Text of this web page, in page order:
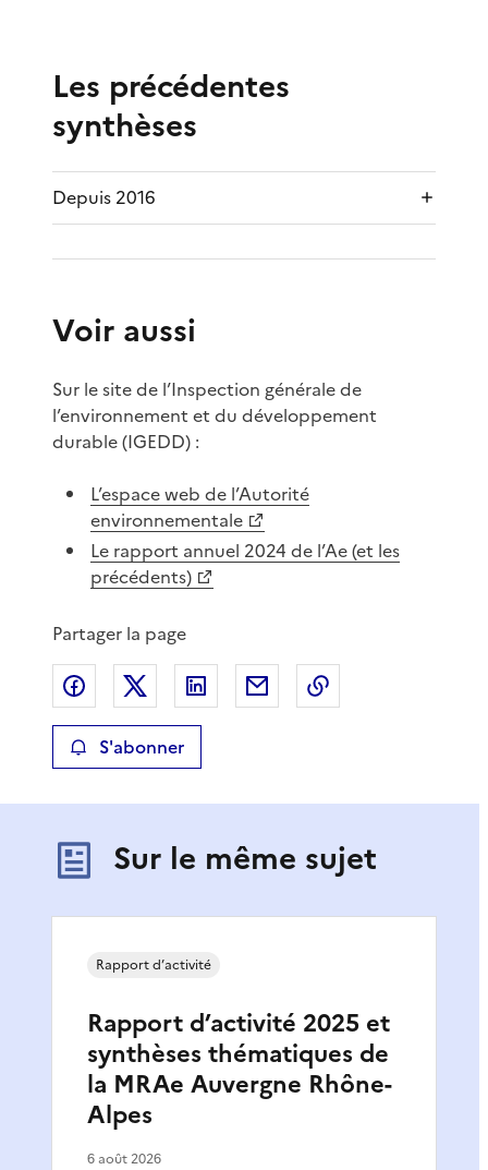
Les précédentes
synthèses
Depuis 2016
Voir aussi
Sur le site de l’Inspection générale de
l’environnement et du développement
durable (IGEDD) :
L’espace web de l’Autorité
environnementale
Le rapport annuel 2024 de l’Ae (et les
précédents)
Partager la page
Partager sur Facebook
Partager sur XPartager sur LinkedIn
Partager par email
S'abonner
Sur le même sujet
Rapport d’activité 2025 et
synthèses thématiques de
la MRAe Auvergne Rhône-
Alpes
Rapport d’activité
6 août 2026